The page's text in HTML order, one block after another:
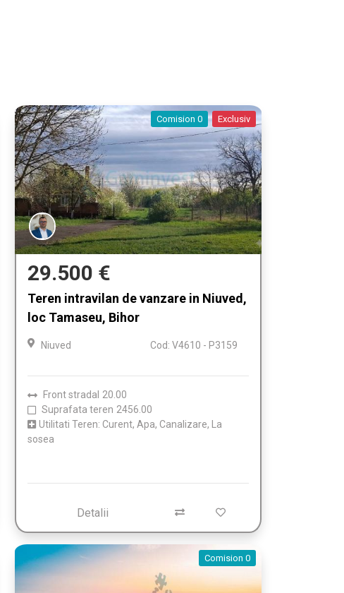
Comision 0 Exclusiv
29.500 €
Teren intravilan de vanzare in Niuved,
loc Tamaseu, Bihor
Niuved Cod: V4610 - P3159
Front stradal 20.00
Suprafata teren 2456.00
Utilitati Teren: Curent, Apa, Canalizare, La
sosea
Detalii
Comision 0